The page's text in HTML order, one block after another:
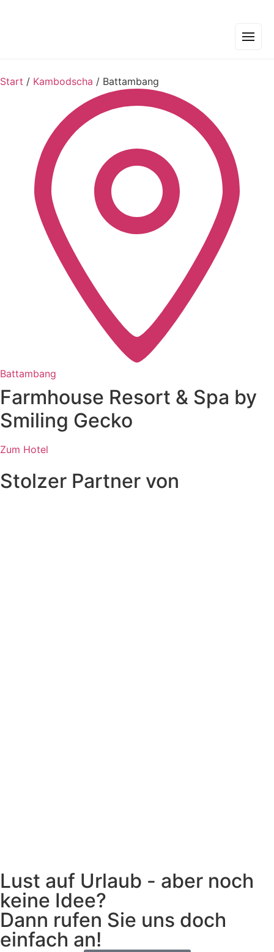
Start / Kambodscha / Battambang
Battambang
Farmhouse Resort & Spa by
Smiling Gecko
Zum Hotel
Stolzer Partner von
Lust auf Urlaub - aber noch
keine Idee?
Dann rufen Sie uns doch
einfach an!